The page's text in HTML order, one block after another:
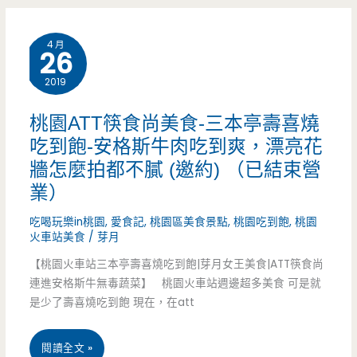
只
做
眷
村
裡
回
憶
中
溫
的
4 月
26
2019
桃園ATT筷食尚美食-三本亭壽喜燒
吃到飽-安格斯牛肉吃到爽，漂亮花
牆怎麼拍都不膩 (邀約) （已結束營
業）
吃喝玩樂in桃園, 愛食記,桃園區美食景點,桃園吃到飽,桃園
火車站美食 /芽月
【桃園火車站三本亭壽喜燒吃到飽|芽月女王美食|ATT筷食尚
連進安格斯牛無毒蔬菜】 桃園火車站週邊超多美食 可是就
是少了壽喜燒吃到飽 現在，在att
桃
閱讀全文 »